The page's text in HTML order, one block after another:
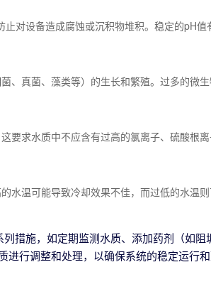
对设备造成腐蚀或沉积物堆积。稳定的pH值
、真菌、藻类等）的生长和繁殖。过多的微
求水质中不应含有过高的氯离子、硫酸根
温可能导致冷却效果不佳，而过低的水温
措施，如定期监测水质、添加药剂（如阻
进行调整和处理，以确保系统的稳定运行